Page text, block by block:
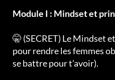
Module I : Mindset et
🤫 (SECRET) Le Mindset
pour rendre les femmes
se battre pour t’avoir).